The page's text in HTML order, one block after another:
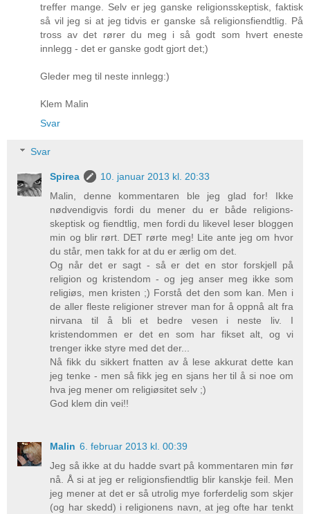
treffer mange. Selv er jeg ganske religionsskeptisk, faktisk
så vil jeg si at jeg tidvis er ganske så religionsfiendtlig. På
tross av det rører du meg i så godt som hvert eneste
innlegg - det er ganske godt gjort det;)
Gleder meg til neste innlegg:)
Klem Malin
Svar
Svar
Spirea
10. januar 2013 kl. 20:33
Malin, denne kommentaren ble jeg glad for! Ikke
nødvendigvis fordi du mener du er både religions-
skeptisk og fiendtlig, men fordi du likevel leser bloggen
min og blir rørt. DET rørte meg! Lite ante jeg om hvor
du står, men takk for at du er ærlig om det.
Og når det er sagt - så er det en stor forskjell på
religion og kristendom - og jeg anser meg ikke som
religiøs, men kristen ;) Forstå det den som kan. Men i
de aller fleste religioner strever man for å oppnå alt fra
nirvana til å bli et bedre vesen i neste liv. I
kristendommen er det en som har fikset alt, og vi
trenger ikke styre med det der...
Nå fikk du sikkert fnatten av å lese akkurat dette kan
jeg tenke - men så fikk jeg en sjans her til å si noe om
hva jeg mener om religiøsitet selv ;)
God klem din vei!!
Malin 6. februar 2013 kl. 00:39
Jeg så ikke at du hadde svart på kommentaren min før
nå. Å si at jeg er religionsfiendtlig blir kanskje feil. Men
jeg mener at det er så utrolig mye forferdelig som skjer
(og har skedd) i religionens navn, at jeg ofte har tenkt